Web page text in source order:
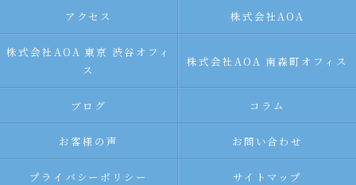
アクセス 株式会社AOA
株式会社AOA 東京 渋谷オフィ
ス
株式会社AOA 南森町オフィス
ブログ コラム
お客様の声 お問い合わせ
プライバシーポリシー サイトマップ